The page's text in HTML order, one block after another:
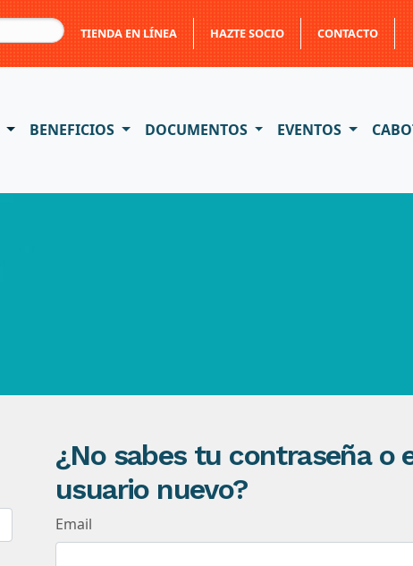
TIENDA EN LÍNEA HAZTE SOCIO CONTACTO
BENEFICIOS DOCUMENTOS EVENTOS
¿No sabes tu contraseña o
usuario nuevo?
Email